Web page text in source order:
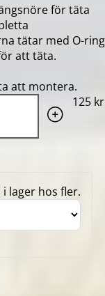
för täta
tätar med O-ring
att täta.
att montera.
125 kr
lager hos fler.